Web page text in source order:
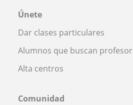
Únete
Dar clases particulares
Alumnos que buscan profesor
Alta centros
Comunidad